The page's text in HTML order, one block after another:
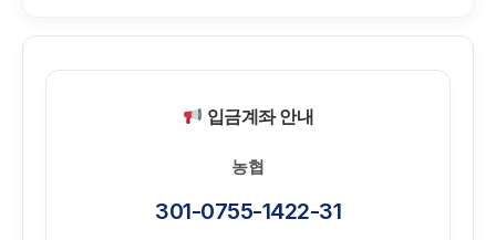
입금계좌 안내
농협
301-0755-1422-31